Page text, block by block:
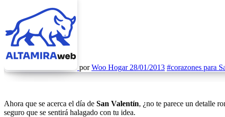
porWoo Hogar 28/01/2013 #corazones para
Ahora que se acerca el día de San Valentín, ¿no te parece un detalle
seguro que se sentirá halagado con tu idea.